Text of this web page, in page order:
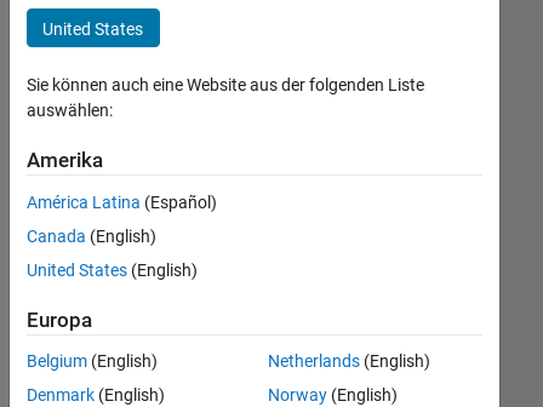
Information Technology
Customer Support
Marketing Communications
Finance and Operations
Legal
+4
Derzeit
es
keine
offenen
Stellen,
Ihren
Suchkriterien
entsprechen.
United States
Sie können auch eine Website aus der folgenden Liste
auswählen:
Amerika
América Latina (Español)
Canada (English)
United States (English)
Europa
Belgium (English)
Denmark (English)
Netherlands(English)
Norway(English)